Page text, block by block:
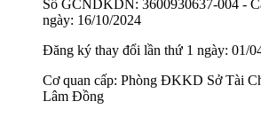
Số GCNDKDN: 3600930637-004 -
ngày: 16/10/2024
Đăng ký thay đổi lần thứ 1 ngày: 01/
Cơ quan cấp: Phòng ĐKKD Sở Tài
Lâm Đồng